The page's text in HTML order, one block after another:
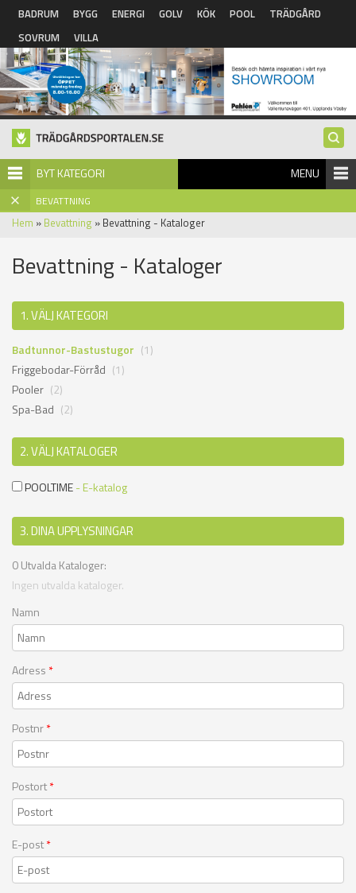
Hoppa till huvudinnehåll
BADRUM BYGG ENERGI GOLV KÖK POOL
TRÄDGÅRD
SOVRUM
VILLA
BYT KATEGORI MENU
BEVATTNING
Hem » Bevattning » Bevattning - Kataloger
Bevattning - Kataloger
1. VÄLJ KATEGORI
Badtunnor-Bastustugor (1)
Friggebodar-Förråd (1)
Pooler (2)
Spa-Bad (2)
2. VÄLJ KATALOGER
POOLTIME- E-katalog
3. DINA UPPLYSNINGAR
0Utvalda Kataloger:
Ingen utvalda kataloger.
Namn
Adress *
Postnr*
Postort*
E-post*